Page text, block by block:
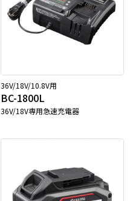
36V/18V/10.8V用
BC-1800L
36V/18V専用急速充電器